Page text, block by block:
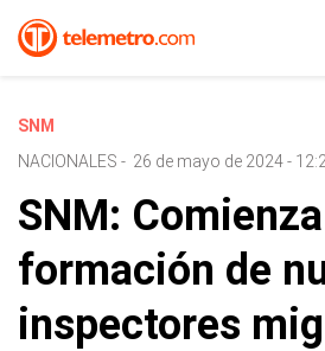
SNM
NACIONALES - 26 de mayo de 2024 -
SNM:
formación de
inspectores